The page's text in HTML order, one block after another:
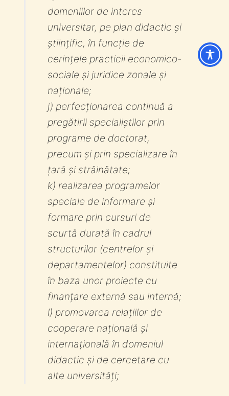
domeniilor de interes
universitar, pe plan didactic și
științific, în funcție de
cerințele practicii economico-
sociale și juridice zonale și
naționale;
j) perfecționarea continuă a
pregătirii specialiștilor prin
programe de doctorat,
precum și prin specializare în
țară și străinătate;
k) realizarea programelor
speciale de informare și
formare prin cursuri de
scurtă durată în cadrul
structurilor (centrelor și
departamentelor) constituite
în baza unor proiecte cu
finanțare externă sau internă;
l) promovarea relațiilor de
cooperare națională și
internațională în domeniul
didactic și de cercetare cu
alte universități;